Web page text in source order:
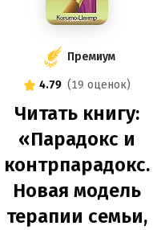
Премиум
4.79 (19 оценок)
Читать книгу:
«Парадокс и
контрпарадокс.
Новая модель
терапии семьи,